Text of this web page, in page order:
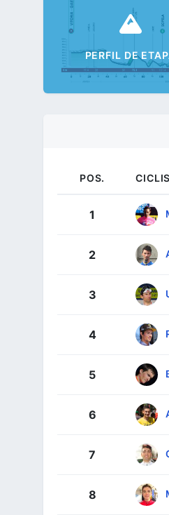
PERFIL DE
POS.
1
2
3
4
5
6
7
8